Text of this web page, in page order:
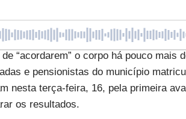
“acordarem” o corpo há pouco
e pensionistas do município
nesta terça-feira, 16, pela primeira
os resultados.